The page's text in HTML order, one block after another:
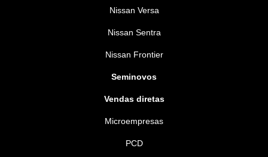
Nissan Versa
Nissan Sentra
Nissan Frontier
Seminovos
Vendas diretas
Microempresas
PCD